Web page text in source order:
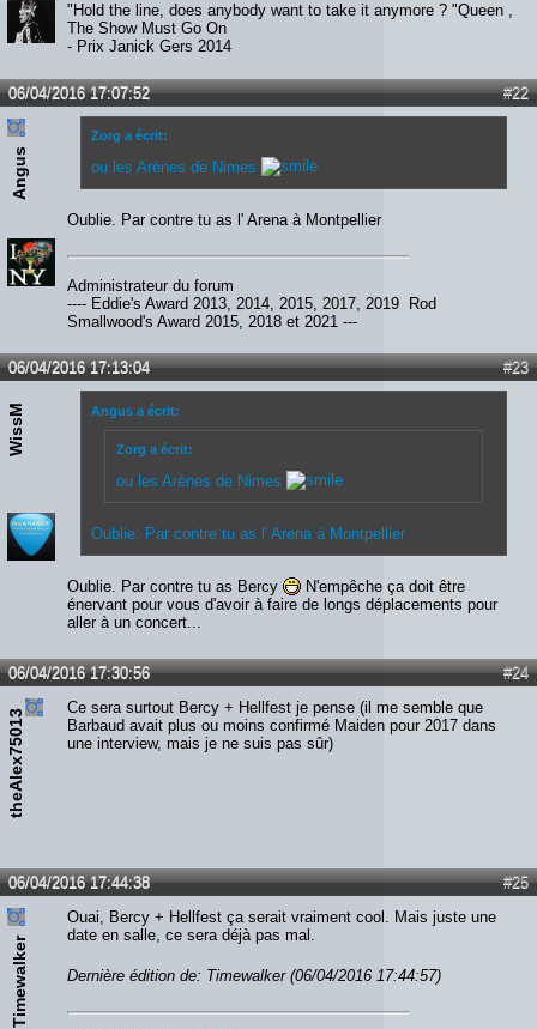
"Hold the line, does anybody want to take it anymore ? "Queen ,
The Show Must Go On
- Prix Janick Gers 2014
#22
06/04/2016 17:07:52
Angus
Zorg a écrit:
ou les Arènes de Nimes
Oublie. Par contre tu as l' Arena à Montpellier
Administrateur du forum
---- Eddie's Award 2013, 2014, 2015, 2017, 2019 Rod
Smallwood's Award 2015, 2018 et 2021 ---
#23
06/04/2016 17:13:04
WissM Angus a écrit:
Zorg a écrit:
ou les Arènes de Nimes
Oublie. Par contre tu as l' Arena à Montpellier
Oublie. Par contre tu as Bercy
N'empêche ça doit être
énervant pour vous d'avoir à faire de longs déplacements pour
aller à un concert...
#24
06/04/2016 17:30:56
theAlex75013
Ce sera surtout Bercy + Hellfest je pense (il me semble que
Barbaud avait plus ou moins confirmé Maiden pour 2017 dans
une interview, mais je ne suis pas sûr)
#25
06/04/2016 17:44:38
Timewalker
Ouai, Bercy + Hellfest ça serait vraiment cool. Mais juste une
date en salle, ce sera déjà pas mal.
Dernière édition de: Timewalker (06/04/2016 17:44:57)